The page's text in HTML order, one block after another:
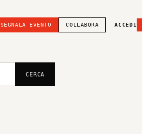
SEGNALA EVENTO COLLABORA ACCEDI
CERCA